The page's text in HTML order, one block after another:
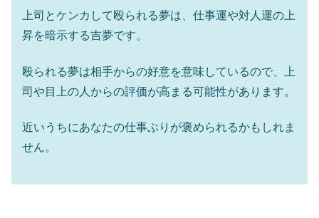
上司とケンカして殴られる夢は、仕事運や対人運の上
昇を暗示する吉夢です。
殴られる夢は相手からの好意を意味しているので、上
司や目上の人からの評価が高まる可能性があります。
近いうちにあなたの仕事ぶりが褒められるかもしれま
せん。